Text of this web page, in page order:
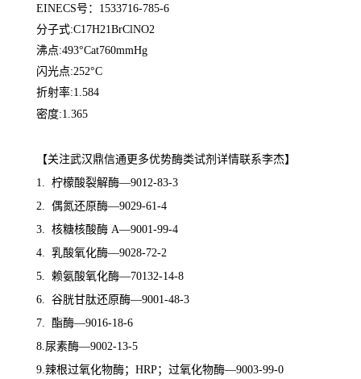
EINECS号：1533716-785-6
分子式:C17H21BrClNO2
沸点:493°Cat760mmHg
闪光点:252°C
折射率:1.584
密度:1.365
【关注武汉鼎信通更多优势酶类试剂详情联系李杰】
1. 柠檬酸裂解酶—9012-83-3
2. 偶氮还原酶—9029-61-4
3. 核糖核酸酶 A—9001-99-4
4. 乳酸氧化酶—9028-72-2
5. 赖氨酸氧化酶—70132-14-8
6. 谷胱甘肽还原酶—9001-48-3
7. 酯酶—9016-18-6
8.尿素酶—9002-13-5
9.辣根过氧化物酶；HRP；过氧化物酶—9003-99-0